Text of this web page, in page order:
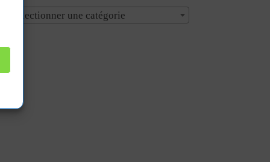
Sélectionner une catégorie